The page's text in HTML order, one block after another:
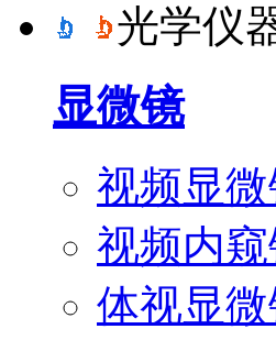
光学仪
显微镜
视频显
视频内
体视显